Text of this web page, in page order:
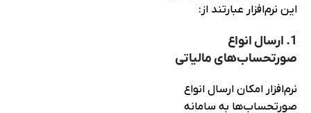
این نرم‌افزار عبارتند از:
1. ارسال انواع
صورتحساب‌های مالیاتی
نرم‌افزار امکان ارسال انواع
صورتحساب‌ها به سامانه